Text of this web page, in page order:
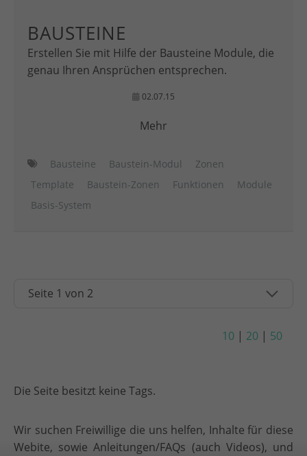
BAUSTEINE
Erstellen Sie mit Hilfe der Bausteine Module, die
genau Ihren Ansprüchen entsprechen.
02.07.15
Mehr
Bausteine Baustein-Modul
Zonen
Template
Baustein-Zonen Funktionen
Module
Basis-System
10 | 20 | 50
Die Seite besitzt keine Tags.
Wir suchen Freiwillige die uns helfen, Inhalte für diese
Webite, sowie Anleitungen/FAQs (auch Videos), und